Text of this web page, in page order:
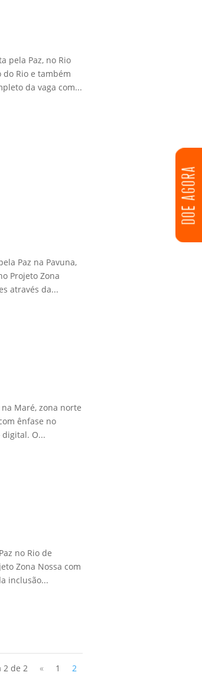
DOE AGORA
pela Paz, no Rio
Rio e também
da vaga com...
Paz na Pavuna,
Projeto Zona
através da...
Maré, zona norte
ênfase no
O...
no Rio de
Zona Nossa com
inclusão...
2 de 2 « 1 2